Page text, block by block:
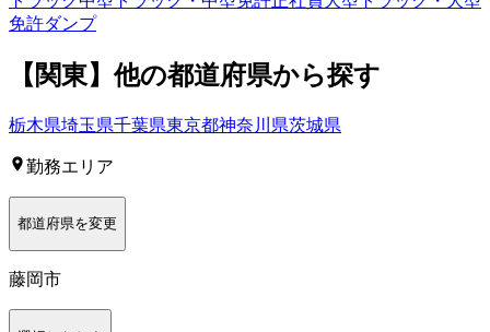
免許ダンプ
【 関東】他の都道府県から探す
栃木県埼玉県千葉県東京都神奈川県茨城県
勤務エリア
都道府県を変更
藤岡市